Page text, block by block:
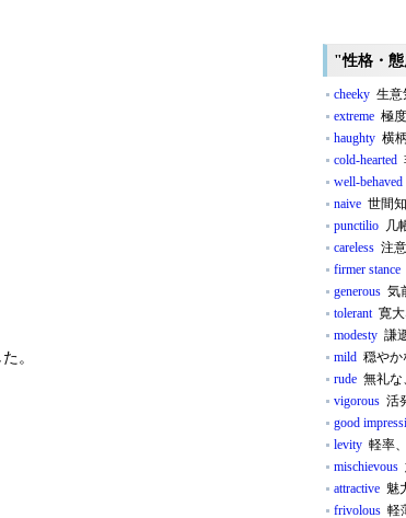
。
"性格・
cheeky 生意
extreme 極
haughty 横
cold-hearted
well-behaved
naive 世間
punctilio 几
careless 注
firmer stance
generous 気
tolerant寛大
modesty 謙
mild 穏やか
rude 無礼な
vigorous 活
good
levity 軽率
mischievous
attractive 魅
frivolous 軽